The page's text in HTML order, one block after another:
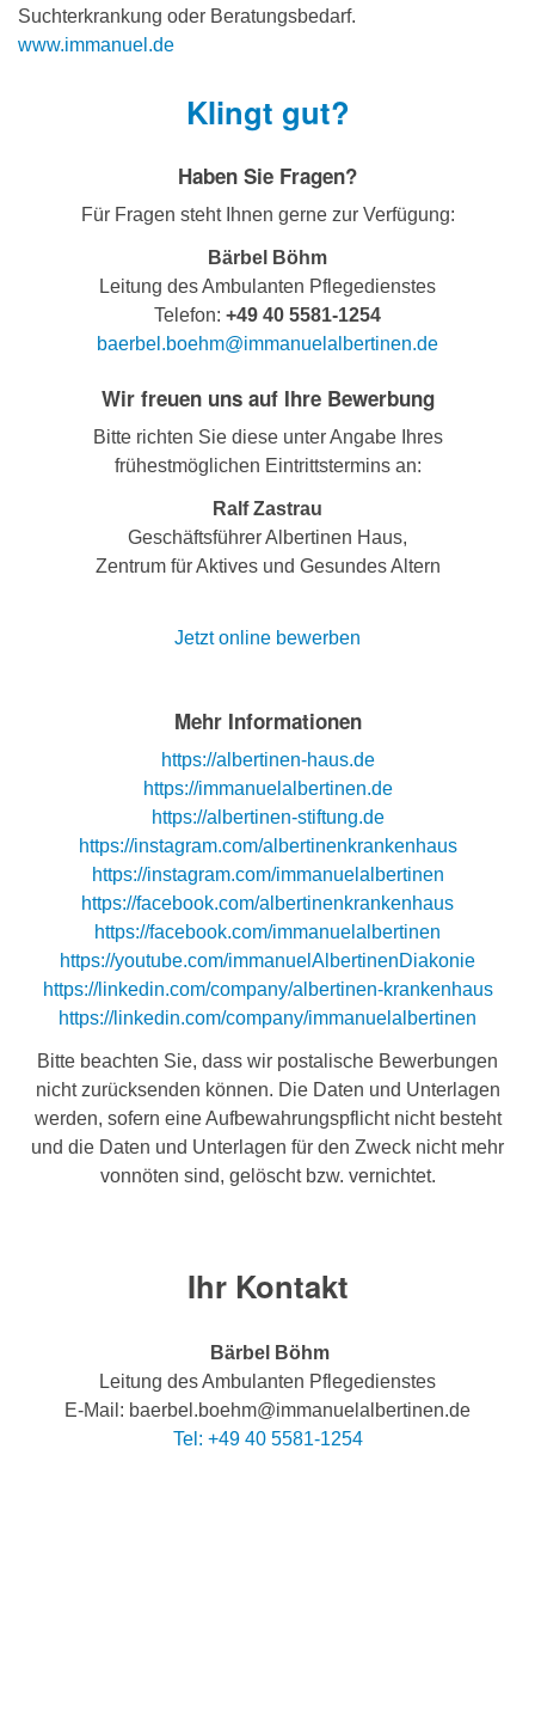
Suchterkrankung oder Beratungsbedarf.
www.immanuel.de
Klingt gut?
Haben Sie Fragen?
Für Fragen steht Ihnen gerne zur Verfügung:
Bärbel Böhm
Leitung des Ambulanten Pflegedienstes
Telefon: +49 40 5581-1254
baerbel.boehm@immanuelalbertinen.de
Wir freuen uns auf Ihre Bewerbung
Bitte richten Sie diese unter Angabe Ihres
frühestmöglichen Eintrittstermins an:
Ralf Zastrau
Geschäftsführer Albertinen Haus,
Zentrum für Aktives und Gesundes Altern
Jetzt online bewerben
Mehr Informationen
https://albertinen-haus.de
https://immanuelalbertinen.de
https://albertinen-stiftung.de
https://instagram.com/albertinenkrankenhaus
https://instagram.com/immanuelalbertinen
https://facebook.com/albertinenkrankenhaus
https://facebook.com/immanuelalbertinen
https://youtube.com/immanuelAlbertinenDiakonie
https://linkedin.com/company/albertinen-krankenhaus
https://linkedin.com/company/immanuelalbertinen
Bitte beachten Sie, dass wir postalische Bewerbungen
nicht zurücksenden können. Die Daten und Unterlagen
werden, sofern eine Aufbewahrungspflicht nicht besteht
und die Daten und Unterlagen für den Zweck nicht mehr
vonnöten sind, gelöscht bzw. vernichtet.
Ihr Kontakt
Bärbel Böhm
Leitung des Ambulanten Pflegedienstes
E-Mail: baerbel.boehm@immanuelalbertinen.de
Tel: +49 40 5581-1254